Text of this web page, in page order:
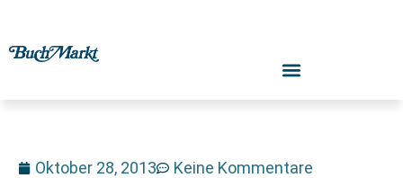
Oktober 28, 2013 Keine Kommentare